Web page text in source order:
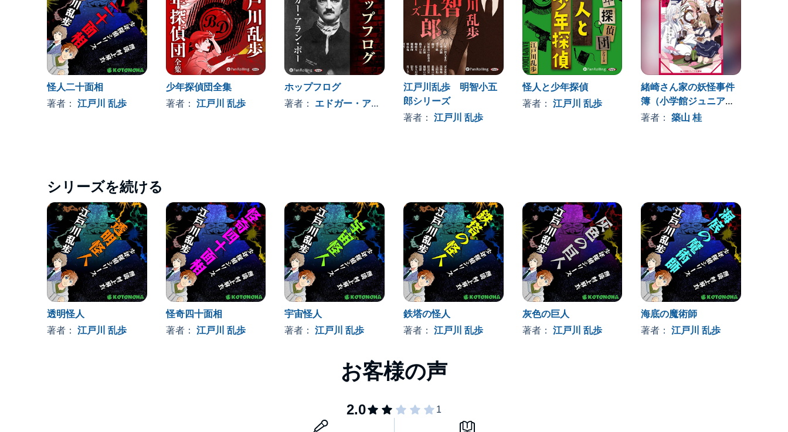
怪人二十面相
著者： 江戸川 乱歩
少年探偵団全集
著者： 江戸川 乱歩
ホップフログ
著者： エドガー・アラン・ポー
江戸川乱歩 明智小五
郎シリーズ
著者： 江戸川 乱歩
怪人と少年探偵
著者： 江戸川 乱歩
緒崎さん家の妖怪事件
簿（小学館ジュニア文
庫）
著者：築山 桂
シリーズを続ける
透明怪人
著者： 江戸川 乱歩
怪奇四十面相
著者： 江戸川 乱歩
宇宙怪人
著者：江戸川 乱歩
鉄塔の怪人
著者： 江戸川 乱歩
灰色の巨人
著者： 江戸川 乱歩
海底の魔術師
著者：江戸川 乱歩